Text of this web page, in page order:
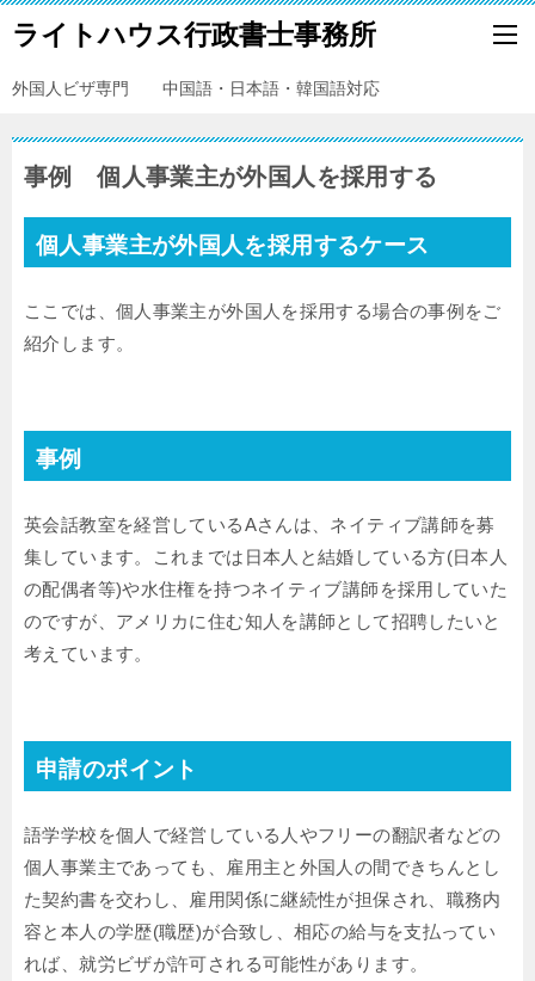
ライトハウス行政書士事務所
外国人ビザ専門 中国語・日本語・韓国語対応
事例 個人事業主が外国人を採用する
個人事業主が外国人を採用するケース
ここでは、個人事業主が外国人を採用する場合の事例をご
紹介します。
事例
英会話教室を経営しているAさんは、ネイティブ講師を募
集しています。これまでは日本人と結婚している方(日本人
の配偶者等)や水住権を持つネイティブ講師を採用していた
のですが、アメリカに住む知人を講師として招聘したいと
考えています。
申請のポイント
語学学校を個人で経営している人やフリーの翻訳者などの
個人事業主であっても、雇用主と外国人の間できちんとし
た契約書を交わし、雇用関係に継続性が担保され、職務内
容と本人の学歴(職歴)が合致し、相応の給与を支払ってい
れば、就労ビザが許可される可能性があります。